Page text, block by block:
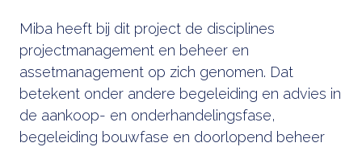
Miba heeft bij dit project de disciplines
projectmanagement en beheer en
assetmanagement op zich genomen. Dat
betekent onder andere begeleiding en advies in
de aankoop- en onderhandelingsfase,
begeleiding bouwfase en doorlopend beheer